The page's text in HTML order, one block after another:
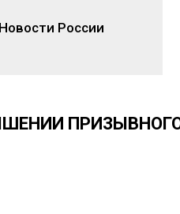
Новости России